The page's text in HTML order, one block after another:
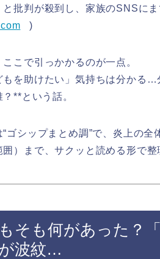
と批判が殺到し、家族のSNSに
)
ここで引っかかるのが一点。
もを助けたい」気持ちは分かる
？**という話。
“ゴシップまとめ調”で、炎上の
囲）まで、サクッと読める形で整
そも何があった？
波紋…